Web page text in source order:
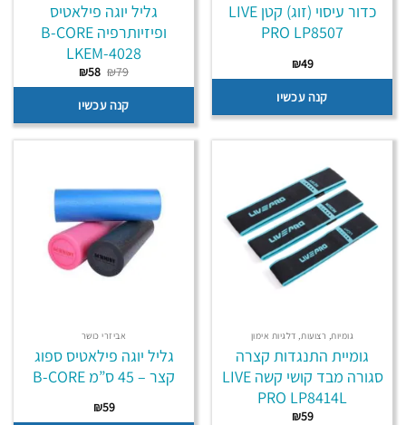
כדור עיסוי (זוג) קטן LIVE
PRO LP8507
₪49
קנה עכשיו
גליל יוגה פילאטיס
ופיזיותרפיה B-CORE
LKEM-4028
₪79 המחיר
המקורי
₪79.
₪58
₪58.קנה עכשיו
גומיות, רצועות, דלגיות אימון
גומיית התנגדות קצרה
סגורה מבד קושי קשה LIVE
PRO LP8414L
₪59
אביזרי כושר
גליל יוגה פילאטיס ספוג
קצר – 45 ס”מ B-CORE
₪59